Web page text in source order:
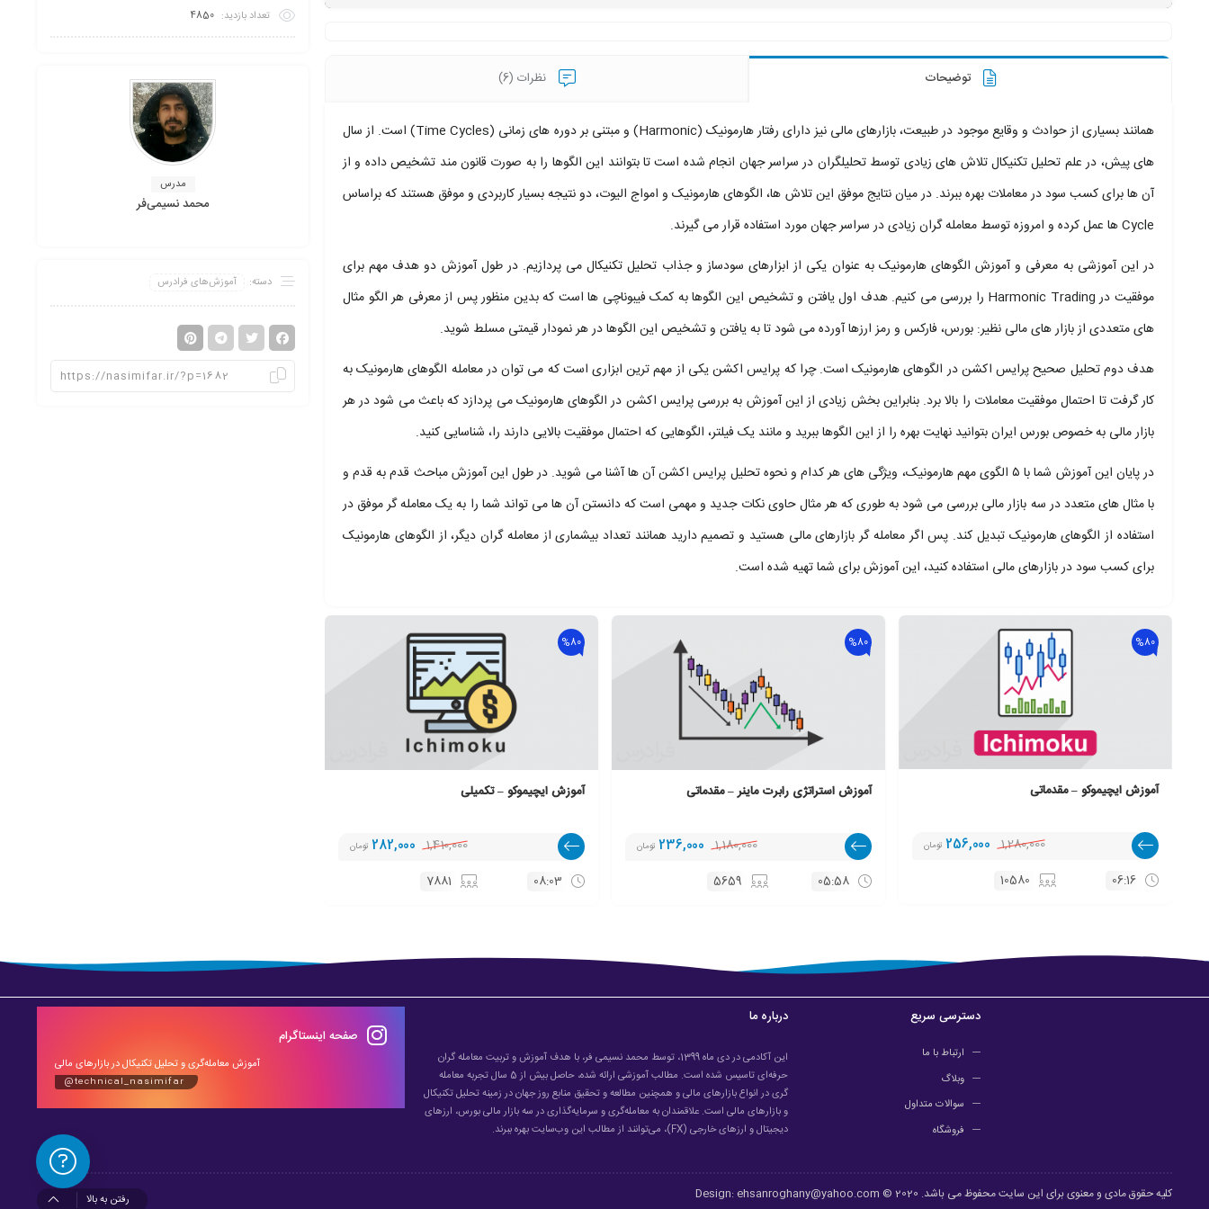
بالا
توضیحات نظرات (6)
همانند بسیاری از حوادث و وقایع موجود در طبیعت، بازارهای مالی نیز دارای رفتار هارمونیک (Harmonic) و مبتنی بر دوره های زمانی (Time Cycles) است. از سال
های پیش، در علم تحلیل تکنیکال تلاش های زیادی توسط تحلیلگران در سراسر جهان انجام شده است تا بتوانند این الگوها را به صورت قانون مند تشخیص داده و از
آن ها برای کسب سود در معاملات بهره ببرند. در میان نتایج موفق این تلاش ها، الگوهای هارمونیک و امواج الیوت، دو نتیجه بسیار کاربردی و موفق هستند که براساس
Cycle ها عمل کرده و امروزه توسط معامله گران زیادی در سراسر جهان مورد استفاده قرار می گیرند.
در این آموزشی به معرفی و آموزش الگوهای هارمونیک به عنوان یکی از ابزارهای سودساز و جذاب تحلیل تکنیکال می پردازیم. در طول آموزش دو هدف مهم برای
موفقیت در Harmonic Trading را بررسی می کنیم. هدف اول یافتن و تشخیص این الگوها به کمک فیبوناچی ها است که بدین منظور پس از معرفی هر الگو مثال
های متعددی از بازار های مالی نظیر: بورس، فارکس و رمز ارزها آورده می شود تا به یافتن و تشخیص این الگوها در هر نمودار قیمتی مسلط شوید.
هدف دوم تحلیل صحیح پرایس اکشن در الگوهای هارمونیک است. چرا که پرایس اکشن یکی از مهم ترین ابزاری است که می توان در معامله الگوهای هارمونیک به
کار گرفت تا احتمال موفقیت معاملات را بالا برد. بنابراین بخش زیادی از این آموزش به بررسی پرایس اکشن در الگوهای هارمونیک می پردازد که باعث می شود در هر
بازار مالی به خصوص بورس ایران بتوانید نهایت بهره را از این الگوها ببرید و مانند یک فیلتر، الگوهایی که احتمال موفقیت بالایی دارند را، شناسایی کنید.
در پایان این آموزش شما با ۵ الگوی مهم هارمونیک، ویژگی های هر کدام و نحوه تحلیل پرایس اکشن آن ها آشنا می شوید. در طول این آموزش مباحث قدم به قدم و
با مثال های متعدد در سه بازار مالی بررسی می شود به طوری که هر مثال حاوی نکات جدید و مهمی است که دانستن آن ها می تواند شما را به یک معامله گر موفق در
استفاده از الگوهای هارمونیک تبدیل کند. پس اگر معامله گر بازارهای مالی هستید و تصمیم دارید همانند تعداد بیشماری از معامله گران دیگر، از الگوهای هارمونیک
برای کسب سود در بازارهای مالی استفاده کنید، این آموزش برای شما تهیه شده است.
%80
آموزش ایچیموکو – مقدماتی
1,280,000
256,000 تومان
06:16
10580
%80
آموزش استراتژی رابرت ماینر – مقدماتی
1,180,000
236,000 تومان
05:58
5659
%80
آموزش ایچیموکو – تکمیلی
1,410,000
282,000 تومان
08:03
7881
تعداد بازدید: 4850
مدرس
محمد نسیمی‌فر
دسته: آموزش‌های فرادرس
دسترسی سریع
ارتباط با ما
وبلاگ
سوالات متداول
فروشگاه
درباره ما
این آکادمی در دی ماه 1399، توسط محمد نسیمی فر، با هدف آموزش و تربیت معامله گران
حرفه‌ای تاسیس شده است. مطالب آموزشی ارائه شده، حاصل بیش از 5 سال تجربه معامله
گری در انواع بازارهای مالی و همچنین مطالعه و تحقیق منابع روز جهان در زمینه تحلیل تکنیکال
و بازارهای مالی است. علاقمندان به معامله‌گری و سرمایه‌گذاری در سه بازار مالی بورس، ارزهای
دیجیتال و ارزهای خارجی (FX)، می‌توانند از مطالب این وب‌سایت بهره ببرند.
صفحه اینستاگرام
آموزش معامله‌گری و تحلیل تکنیکال در بازارهای مالی
@technical_nasimifar
کلیه حقوق مادی و معنوی برای این سایت محفوظ می باشد. 2020 © Design: ehsanroghany@yahoo.com رفتن به بالا